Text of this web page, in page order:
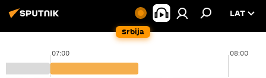
Srbija
LAT
07:00 08:00